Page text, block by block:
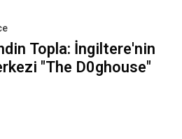
Topla: İngiltere'nin
"The D0ghouse"